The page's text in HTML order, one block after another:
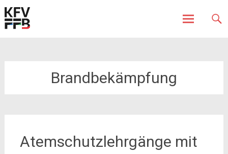
Brandbekämpfung
Atemschutzlehrgänge mit